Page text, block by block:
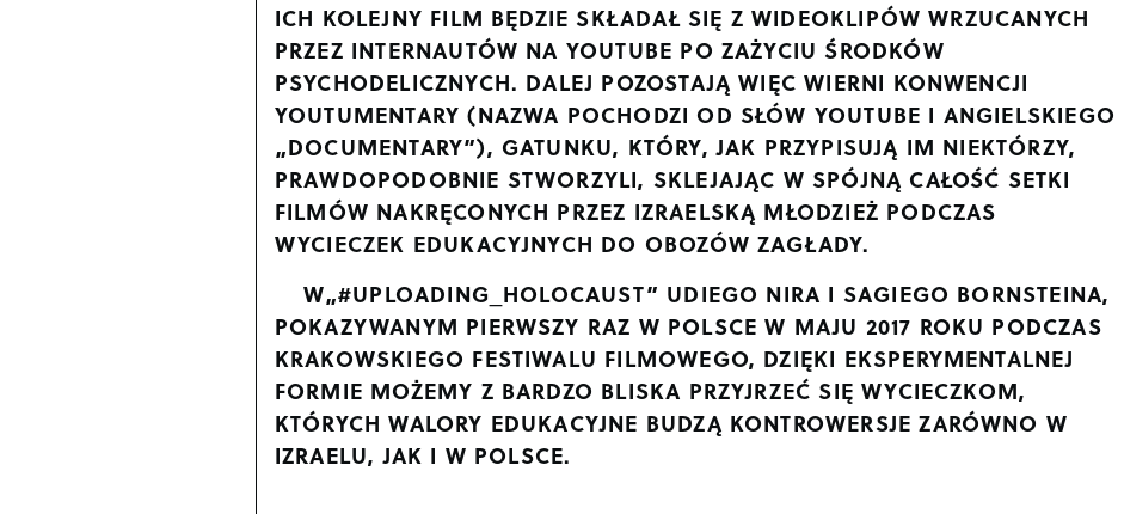
ICH KOLEJNY FILM BĘDZIE SKŁADAŁ SIĘ Z WIDEOKLIPÓW WRZUCANYCH
PRZEZ INTERNAUTÓW NA YOUTUBE PO ZAŻYCIU ŚRODKÓW
PSYCHODELICZNYCH. DALEJ POZOSTAJĄ WIĘC WIERNI KONWENCJI
YOUTUMENTARY (NAZWA POCHODZI OD SŁÓW YOUTUBE I ANGIELSKIEGO
„DOCUMENTARY”), GATUNKU, KTÓRY, JAK PRZYPISUJĄ IM NIEKTÓRZY,
PRAWDOPODOBNIE STWORZYLI, SKLEJAJĄC W SPÓJNĄ CAŁOŚĆ SETKI
FILMÓW NAKRĘCONYCH PRZEZ IZRAELSKĄ MŁODZIEŻ PODCZAS
WYCIECZEK EDUKACYJNYCH DO OBOZÓW ZAGŁADY.
W„#UPLOADING_HOLOCAUST” UDIEGO NIRA I SAGIEGO BORNSTEINA,
POKAZYWANYM PIERWSZY RAZ W POLSCE W MAJU 2017 ROKU PODCZAS
KRAKOWSKIEGO FESTIWALU FILMOWEGO, DZIĘKI EKSPERYMENTALNEJ
FORMIE MOŻEMY Z BARDZO BLISKA PRZYJRZEĆ SIĘ WYCIECZKOM,
KTÓRYCH WALORY EDUKACYJNE BUDZĄ KONTROWERSJE ZARÓWNO W
IZRAELU, JAK I W POLSCE.